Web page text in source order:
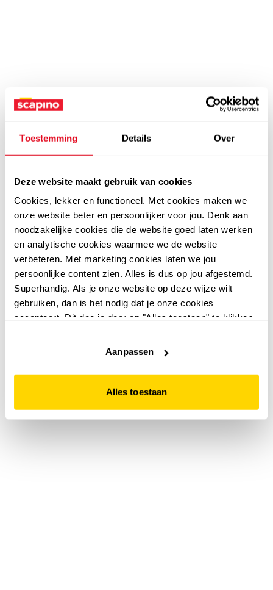
Toestemming Details Over
Deze website maakt gebruik van cookies
Cookies, lekker en functioneel. Met cookies maken we
onze website beter en persoonlijker voor jou. Denk aan
noodzakelijke cookies die de website goed laten werken
en analytische cookies waarmee we de website
verbeteren. Met marketing cookies laten we jou
persoonlijke content zien. Alles is dus op jou afgestemd.
Superhandig. Als je onze website op deze wijze wilt
gebruiken, dan is het nodig dat je onze cookies
accepteert. Dit doe je door op "Alles toestaan" te klikken.
website niet optimaal functioneert.
Aanpassen
Alles toestaan